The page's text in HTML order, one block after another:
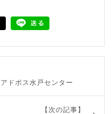
ドポス水戸センター
【次の記事】